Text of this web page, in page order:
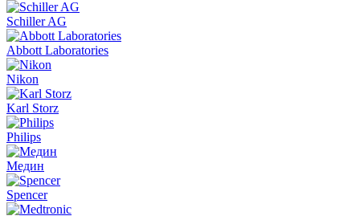
Schiller AG
Abbott Laboratories
Nikon
Karl Storz
Philips
Медин
Spencer